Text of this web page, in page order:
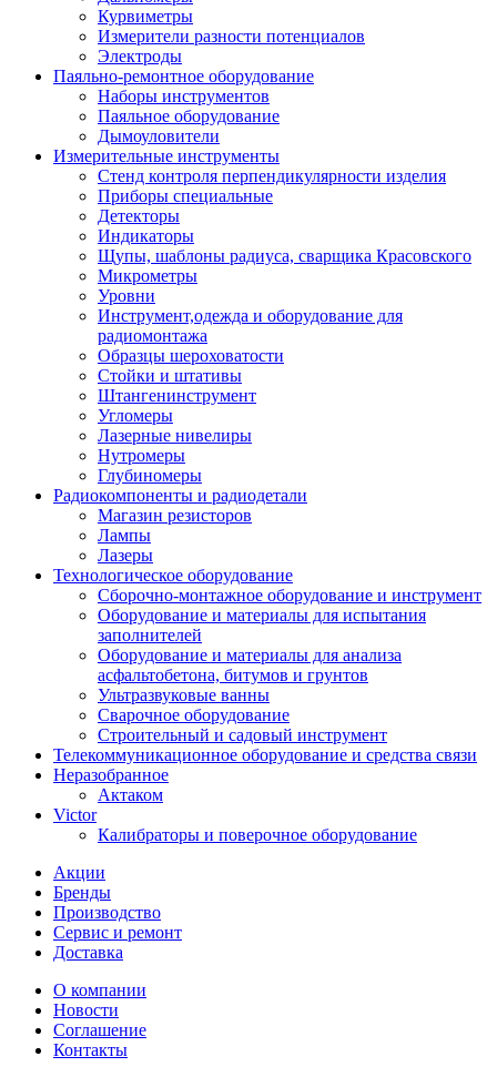
Курвиметры
Измерители разности потенциалов
Электроды
Паяльно-ремонтное оборудование
Наборы инструментов
Паяльное оборудование
Дымоуловители
Измерительные инструменты
Стенд контроля перпендикулярности изделия
Приборы специальные
Детекторы
Индикаторы
Щупы, шаблоны радиуса, сварщика Красовского
Микрометры
Уровни
Инструмент,одежда и оборудование для
радиомонтажа
Образцы шероховатости
Стойки и штативы
Штангенинструмент
Угломеры
Лазерные нивелиры
Нутромеры
Глубиномеры
Радиокомпоненты и радиодетали
Магазин резисторов
Лампы
Лазеры
Технологическое оборудование
Сборочно-монтажное оборудование и инструмент
Оборудование и материалы для испытания
заполнителей
Оборудование и материалы для анализа
асфальтобетона, битумов и грунтов
Ультразвуковые ванны
Сварочное оборудование
Строительный и садовый инструмент
Телекоммуникационное оборудование и средства связи
Неразобранное
Актаком
Victor
Калибраторы и поверочное оборудование
Акции
Бренды
Производство
Сервис и ремонт
Доставка
О компании
Новости
Соглашение
Контакты